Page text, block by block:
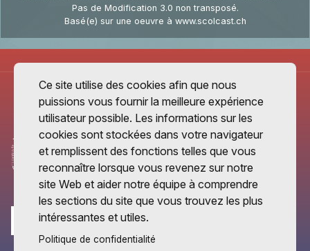
Pas de Modification 3.0 non transposé.
Basé(e) sur une oeuvre à www.scolcast.ch
Ce site utilise des cookies afin que nous
puissions vous fournir la meilleure expérience
utilisateur possible. Les informations sur les
cookies sont stockées dans votre navigateur
et remplissent des fonctions telles que vous
reconnaître lorsque vous revenez sur notre
site Web et aider notre équipe à comprendre
les sections du site que vous trouvez les plus
intéressantes et utiles.
Politique de confidentialité